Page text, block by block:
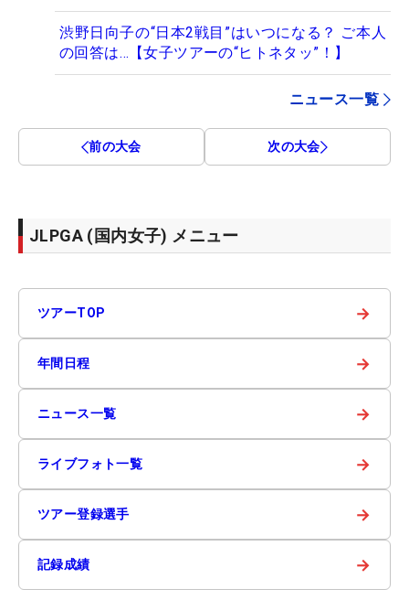
渋野日向子の“日本2戦目”はいつになる？ ご本人
の回答は…【女子ツアーの“ヒトネタッ”！】
ニュース一覧
前の大会 次の大会
JLPGA (国内女子) メニュー
ツアーTOP →
年間日程 →
ニュース一覧 →
ライブフォト一覧 →
ツアー登録選手 →
記録成績 →